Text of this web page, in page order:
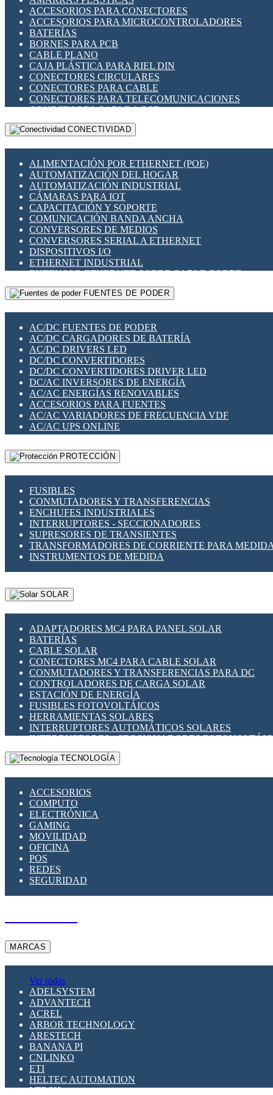
INDICADORES PARA PANEL
INTERFACES DE RELÉ
INTERRUPTORES FIN DE CARRERA
LLAVES CONMUTADORAS
MEDIDORES DE ENERGÍA Y TC'S DE CORRIENTE
MOTORES PASO A PASO
PANTALLAS HMI
PLC -CONTROLADORES LÓGICO PROGRAMABLES
PROGRAMADORES DE HORARIO
RELÉS DE PROTECCIÓN
SENSORES CAPACITIVOS
SENSORES INDUCTIVOS
TEMPORIZADORES
VARIACS
VARIADORES DE FRECUENCIA [VDF]
SECCIONADORES - INTERRUPTORES
MAQUINARIA
ACCESORIOS PARA CONECTORES
ACCESORIOS PARA MICROCONTROLADORES
BATERÍAS
BORNES PARA PCB
CABLE PLANO
CAJA PLÁSTICA PARA RIEL DIN
CONECTORES CIRCULARES
CONECTORES PARA CABLE
CONECTORES PARA TELECOMUNICACIONES
CONECTORES CABLE A PCB
CONECTORES PCB A CABLE
DIP SWITCHES
HERRAMIENTAS VARIAS
ILUMINACIÓN LED
INTERRUPTORES REED
INTERFACES DE RELÉ
OTROS RELÉS
PROTECCIÓN TÉRMICA
RELÉS AUTOMOTRICES
RELÉS DE SEÑAL
RELÉS DE ESTADO SÓLIDO SSR
RELÉS INDUSTRIALES
RELÉS MINIATURA DE POTENCIA
SENSORES MAGNÉTICOS
SWITCH Y MICROSWITCH
TARJETAS PI
UNIÓN Y DERIVACIÓN DE CABLE
CONECTIVIDAD
ALIMENTACIÓN POR ETHERNET (POE)
AUTOMATIZACIÓN DEL HOGAR
AUTOMATIZACIÓN INDUSTRIAL
CÁMARAS PARA IOT
CAPACITACIÓN Y SOPORTE
COMUNICACIÓN BANDA ANCHA
CONVERSORES DE MEDIOS
CONVERSORES SERIAL A ETHERNET
DISPOSITIVOS I/O
ETHERNET INDUSTRIAL
EXTENSOR ETHERNET SOBRE CABLE COBRE
GATEWAY LORAWAN
GESTIÓN DE REDES
PLACAS MODULARES IOT
SWITCHES Y REDES WIFI
SOLUCIONES IOT
SOLUCIONES LORAWAN
SOLUCIONES RED CELULAR
SEGURIDAD PARA REDES
SWITCHES LAN
TELEFONÍA IP (VOIP)
VIGILANCIA IP (CCTV)
MESHTASTIC
FUENTES DE PODER
AC/DC FUENTES DE PODER
AC/DC CARGADORES DE BATERÍA
AC/DC DRIVERS LED
DC/DC CONVERTIDORES
DC/DC CONVERTIDORES DRIVER LED
DC/AC INVERSORES DE ENERGÍA
AC/AC ENERGÍAS RENOVABLES
ACCESORIOS PARA FUENTES
AC/AC VARIADORES DE FRECUENCIA VDF
AC/AC UPS ONLINE
PROTECCIÓN
FUSIBLES
CONMUTADORES Y TRANSFERENCIAS
ENCHUFES INDUSTRIALES
INTERRUPTORES - SECCIONADORES
SUPRESORES DE TRANSIENTES
TRANSFORMADORES DE CORRIENTE PARA
INSTRUMENTOS DE MEDIDA
SOLAR
ADAPTADORES MC4 PARA PANEL SOLAR
BATERÍAS
CABLE SOLAR
CONECTORES MC4 PARA CABLE SOLAR
CONMUTADORES Y TRANSFERENCIAS PARA DC
CONTROLADORES DE CARGA SOLAR
ESTACIÓN DE ENERGÍA
FUSIBLES FOTOVOLTÁICOS
HERRAMIENTAS SOLARES
INTERRUPTORES AUTOMÁTICOS SOLARES
INTERRUPTORES - SECCIONADORES
MONTAJE PANEL SOLAR
PORTA FUSIBLES Y SECCIONADORES
TECNOLOGÍA
ACCESORIOS
COMPUTO
ELECTRÓNICA
GAMING
MOVILIDAD
OFICINA
POS
REDES
SEGURIDAD
MARCAS
Ver todas
ADELSYSTEM
ADVANTECH
ACREL
ARBOR TECHNOLOGY
ARESTECH
BANANA PI
CNLINKO
ETI
HELTEC AUTOMATION
LTECH